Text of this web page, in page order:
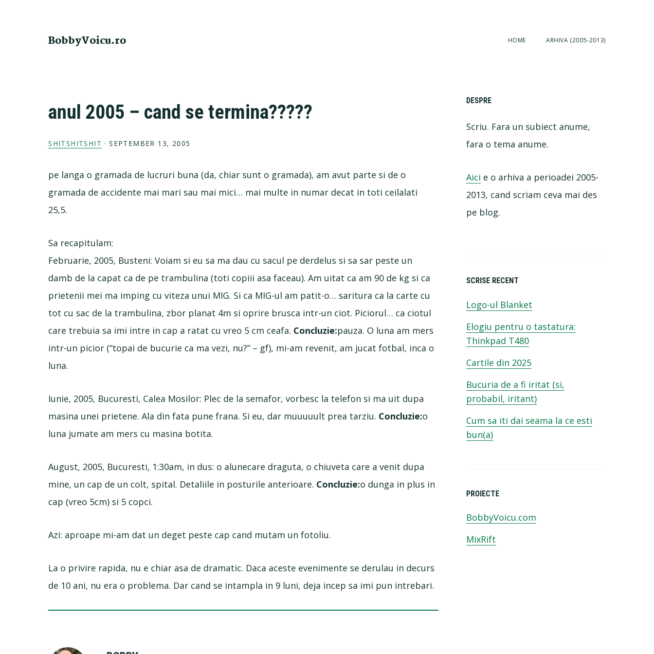
BobbyVoicu.ro HOME ARHIVA (2005-2013)
anul 2005 – cand se termina?????
SHITSHITSHIT · SEPTEMBER 13, 2005
pe langa o gramada de lucruri buna (da, chiar sunt o gramada), am avut parte si de o
gramada de accidente mai mari sau mai mici… mai multe in numar decat in toti ceilalati
25,5.
Sa recapitulam:
Februarie, 2005, Busteni: Voiam si eu sa ma dau cu sacul pe derdelus si sa sar peste un
damb de la capat ca de pe trambulina (toti copiii asa faceau). Am uitat ca am 90 de kg si ca
prietenii mei ma imping cu viteza unui MIG. Si ca MIG-ul am patit-o… saritura ca la carte cu
tot cu sac de la trambulina, zbor planat 4m si oprire brusca intr-un ciot. Piciorul… ca ciotul
care trebuia sa imi intre in cap a ratat cu vreo 5 cm ceafa. Concluzie:pauza. O luna am mers
intr-un picior (“topai de bucurie ca ma vezi, nu?” – gf), mi-am revenit, am jucat fotbal, inca o
luna.
Iunie, 2005, Bucuresti, Calea Mosilor: Plec de la semafor, vorbesc la telefon si ma uit dupa
masina unei prietene. Ala din fata pune frana. Si eu, dar muuuuult prea tarziu. Concluzie:o
luna jumate am mers cu masina botita.
August, 2005, Bucuresti, 1:30am, in dus: o alunecare draguta, o chiuveta care a venit dupa
mine, un cap de un colt, spital. Detaliile in posturile anterioare. Concluzie:o dunga in plus in
cap (vreo 5cm) si 5 copci.
Azi: aproape mi-am dat un deget peste cap cand mutam un fotoliu.
La o privire rapida, nu e chiar asa de dramatic. Daca aceste evenimente se derulau in decurs
de 10 ani, nu era o problema. Dar cand se intampla in 9 luni, deja incep sa imi pun intrebari.
Primary
Sidebar
DESPRE
Scriu. Fara un subiect anume,
fara o tema anume.
Aici e o arhiva a perioadei 2005-
2013, cand scriam ceva mai des
pe blog.
SCRISE RECENT
Logo-ul Blanket
Elogiu pentru o tastatura:
Thinkpad T480
Cartile din 2025
Bucuria de a fi iritat (si,
probabil, iritant)
Cum sa iti dai seama la ce esti
bun(a)
PROIECTE
BobbyVoicu.com
MixRift